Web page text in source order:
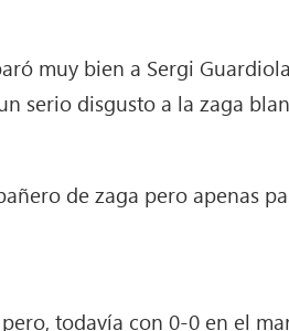
muy bien a Sergi
serio disgusto a la zaga
de zaga pero apenas
todavía con 0-0 en el